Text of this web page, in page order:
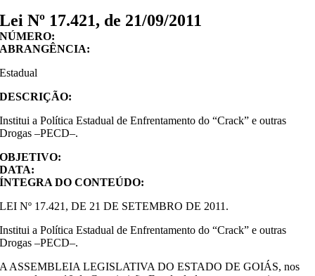
Lei Nº 17.421, de 21/09/2011
NÚMERO:
ABRANGÊNCIA:
Estadual
DESCRIÇÃO:
Institui a Política Estadual de Enfrentamento do “Crack” e outras
Drogas –PECD–.
OBJETIVO:
DATA:
ÍNTEGRA DO CONTEÚDO:
LEI Nº 17.421, DE 21 DE SETEMBRO DE 2011.
Institui a Política Estadual de Enfrentamento do “Crack” e outras
Drogas –PECD–.
A ASSEMBLEIA LEGISLATIVA DO ESTADO DE GOIÁS, nos